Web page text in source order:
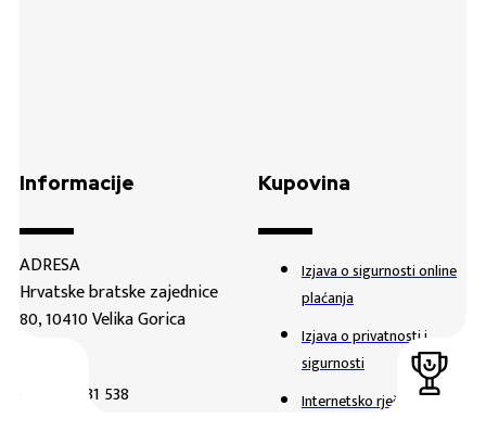
Informacije
ADRESA
Hrvatske bratske zajednice
80, 10410 Velika Gorica
+385 1 6231 538
Kupovina
Izjava o sigurnosti online
plaćanja
Izjava o privatnosti i
sigurnosti
Internetsko rješavanje